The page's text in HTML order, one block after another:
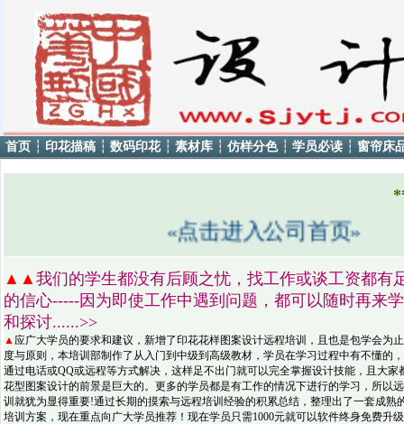
首页 ┆ 印花描稿 ┆ 数码印花 ┆ 素材库 ┆ 仿样分色 ┆ 学员必读 ┆ 窗帘床
«点击进入公司首页»
▲▲ 我们的学生都没有后顾之忧，找工作或谈工资都有
的信心-----因为即使工作中遇到问题，都可以随时再来
和探讨......>>
▲应广大学员的要求和建议，新增了印花花样图案设计远程培训，且也是包学会为
度与原则，本培训部制作了从入门到中级到高级教材，学员在学习过程中有不懂的
通过电话或QQ或远程等方式解决，这样足不出门就可以完全掌握设计技能，且大家
花型图案设计的前景是巨大的。更多的学员都是有工作的情况下进行的学习，所以
训就犹为显得重要!通过长期的摸索与远程培训经验的积累总结，整理出了一套成熟
培训方案，现在重点向广大学员推荐！现在学员只需1000元就可以软件终身免费升